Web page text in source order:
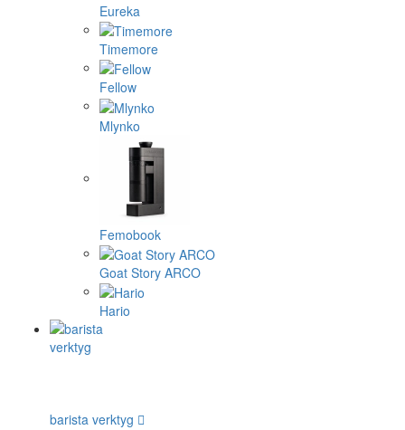
Eureka
Timemore
Fellow
Mlynko
Femobook
Goat Story ARCO
Hario
barista verktyg